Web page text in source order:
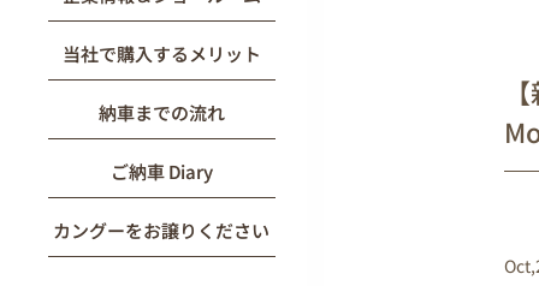
当社で購入するメリット
納車までの流れ
ご納車 Diary
カングーをお譲りください